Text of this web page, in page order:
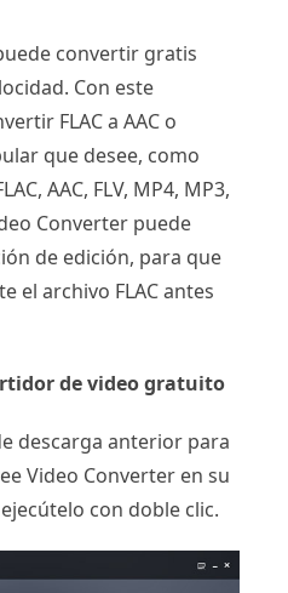
convertir gratis
Con este
FLAC a AAC o
que desee, como
AAC, FLV, MP4, MP3,
Converter puede
de edición, para que
el archivo FLAC antes
de video gratuito
descarga anterior para
Video Converter en su
con doble clic.